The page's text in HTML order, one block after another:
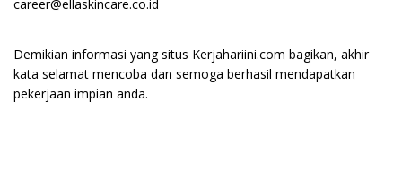
career@ellaskincare.co.id
Demikian informasi yang situs Kerjahariini.com bagikan, akhir
kata selamat mencoba dan semoga berhasil mendapatkan
pekerjaan impian anda.